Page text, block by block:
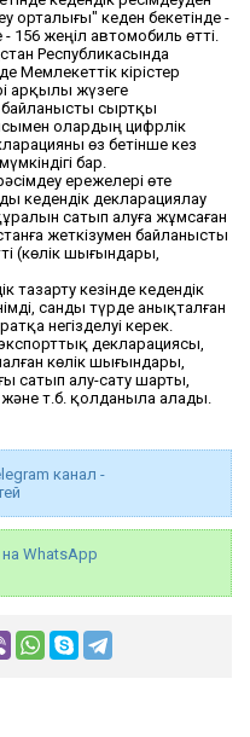
орталығы" кеден бекетінде -
156 жеңіл автомобиль өтті.
Республикасында
Мемлекеттік кірістер
арқылы жүзеге
сыртқы
олардың цифрлік
өз бетінше кез
бар.
ережелері өте
кедендік декларациялау
сатып алуға жұмсаған
жеткізумен байланысты
(көлік шығындары,
тазарту кезінде кедендік
санды түрде анықталған
негізделуі керек.
декларациясы,
көлік шығындары,
сатып алу-сату шарты,
т.б. қолданыла алады.
канал -
WhatsApp